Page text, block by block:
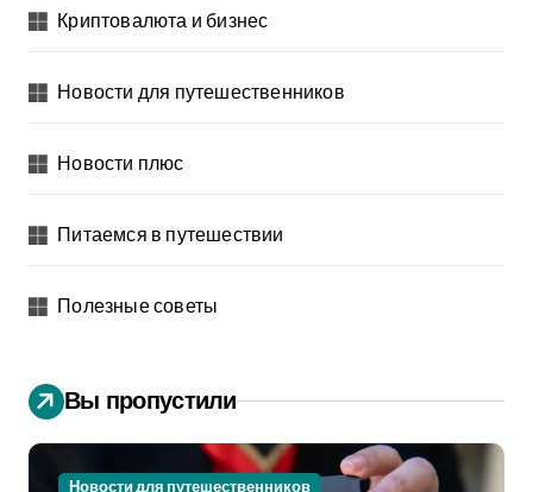
Криптовалюта и бизнес
Новости для путешественников
Новости плюс
Питаемся в путешествии
Полезные советы
Вы пропустили
Новости для путешественников